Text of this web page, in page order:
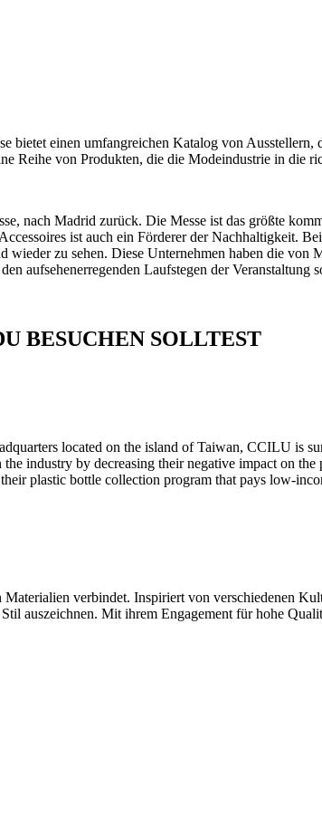
bietet einen umfangreichen Katalog von
Reihe von Produkten, die die Modeindustrie in die
nach Madrid zurück. Die Messe ist das größte
ist auch ein Förderer der Nachhaltigkeit.
zu sehen. Diese Unternehmen haben die
aufsehenerregenden Laufstegen der Veranstaltung
BESUCHEN SOLLTEST
located on the island of Taiwan, CCILU is
industry by decreasing their negative impact on
plastic bottle collection program that pays low-
verbindet. Inspiriert von verschiedenen
auszeichnen. Mit ihrem Engagement für hohe